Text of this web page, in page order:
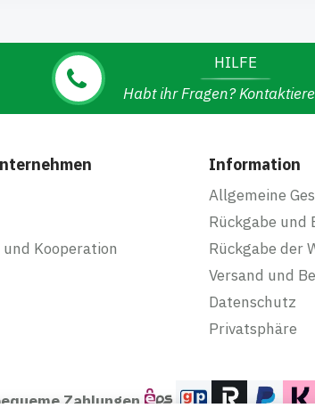
HILFE
Habt ihr Fragen?
Kooperation
Information
Allgemeine
Rückgabe
Rückgabe der
Versand und
Datenschutz
Privatsphäre
Zahlungen